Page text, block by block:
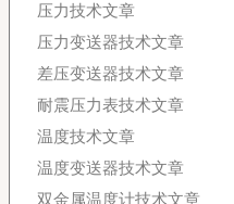
压力技术文章
压力变送器技术文章
差压变送器技术文章
耐震压力表技术文章
温度技术文章
温度变送器技术文章
双金属温度计技术文章